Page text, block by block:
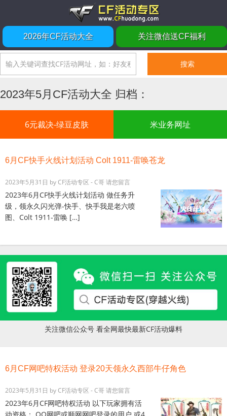
2026年CF活动大全 关注微信送CF福利
2023年5月CF活动大全 归档：
6元裁决-绿豆皮肤 米业务网址
6月CF快手火线计划活动 Colt 1911-雷唤苍龙
2023年5月31日 byCF活动专区 - C哥请您留言
2023年6月CF快手火线计划活动 做任务升
级，领永久闪光弹-快手、快手我是老六喷
图、Colt 1911-雷唤 […]
关注微信公众号 看全网最快最新CF活动爆料
6月CF网吧特权活动 登录20天领永久西部牛仔角色
2023年5月31日 byCF活动专区 - C哥请您留言
2023年6月CF网吧特权活动 以下玩家拥有活